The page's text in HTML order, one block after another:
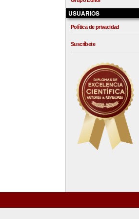
USUARIOS
Política de privacidad
Suscríbete